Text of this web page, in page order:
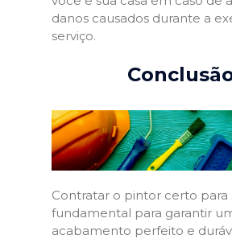
danos causados durante a
serviço.
Contratar o pintor certo para
fundamental para garantir
acabamento perfeito e